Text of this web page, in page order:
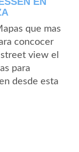
que mas
concocer
view el
para
desde esta